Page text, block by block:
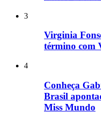
3
Virginia
término com
4
Conheça
Brasil
Miss Mundo